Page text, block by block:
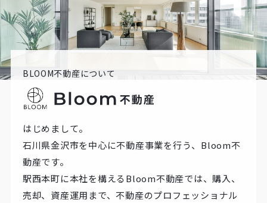
BLOOM不動産について
はじめまして。
石川県金沢市を中心に不動産事業を行う、Bloom不
動産です。
駅西本町に本社を構えるBloom不動産では、購入、
売却、資産運用まで、不動産のプロフェッショナル